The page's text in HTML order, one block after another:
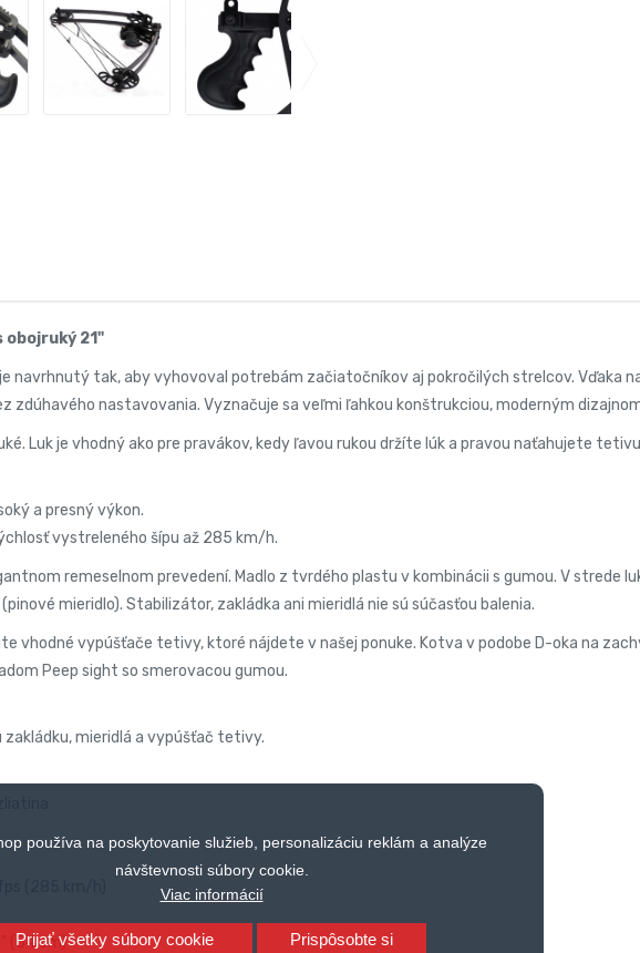
používa na poskytovanie služieb, personalizáciu reklám a analýze
návštevnosti súbory cookie.
Viac informácií
Prijať všetky súbory cookie Prispôsobte si
obojruký 21"
navrhnutý tak, aby vyhovoval potrebám začiatočníkov aj pokročilých strelcov. Vďaka
zdúhavého nastavovania. Vyznačuje sa veľmi ľahkou konštrukciou, moderným
Luk je vhodný ako pre pravákov, kedy ľavou rukou držíte lúk a pravou naťahujete
a presný výkon.
vystreleného šípu až 285 km/h.
remeselnom prevedení. Madlo z tvrdého plastu v kombinácii s gumou. V strede
mieridlo). Stabilizátor, zakládka ani mieridlá nie sú súčasťou balenia.
vhodné vypúšťače tetivy, ktoré nájdete v našej ponuke. Kotva v podobe D-oka na
Peep sight so smerovacou gumou.
mieridlá a vypúšťač tetivy.
(54 cm)